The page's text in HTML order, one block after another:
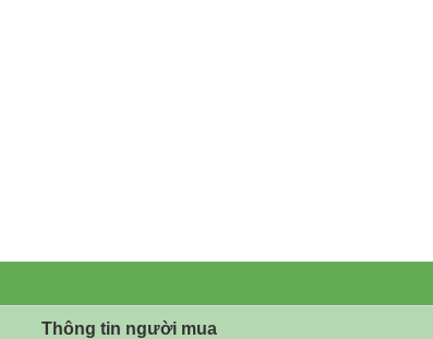
Thông tin người mua